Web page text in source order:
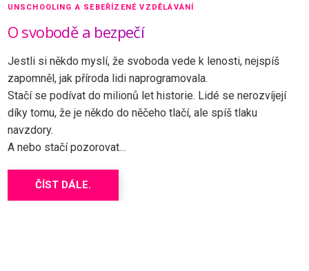
UNSCHOOLING A SEBEŘÍZENÉ VZDĚLÁVÁNÍ
O svobodě a bezpečí
Jestli si někdo myslí, že svoboda vede k lenosti, nejspíš
zapomněl, jak příroda lidi naprogramovala.
Stačí se podívat do milionů let historie. Lidé se nerozvíjejí
díky tomu, že je někdo do něčeho tlačí, ale spíš tlaku
navzdory.
A nebo stačí pozorovat…
ČÍST DÁLE.